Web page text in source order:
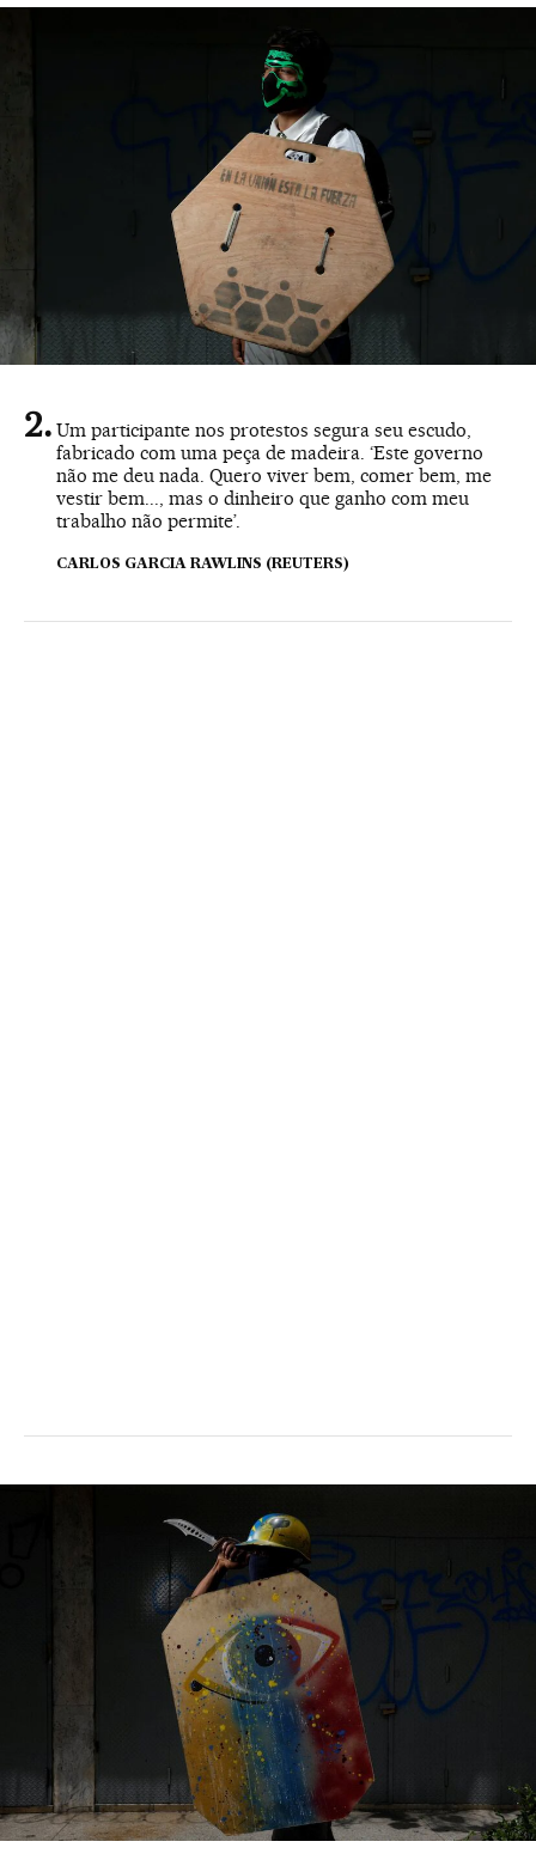
Um participante nos protestos segura seu escudo,
fabricado com uma peça de madeira. ‘Este governo
não me deu nada. Quero viver bem, comer bem, me
vestir bem..., mas o dinheiro que ganho com meu
trabalho não permite’.
CARLOS GARCIA RAWLINS (REUTERS)